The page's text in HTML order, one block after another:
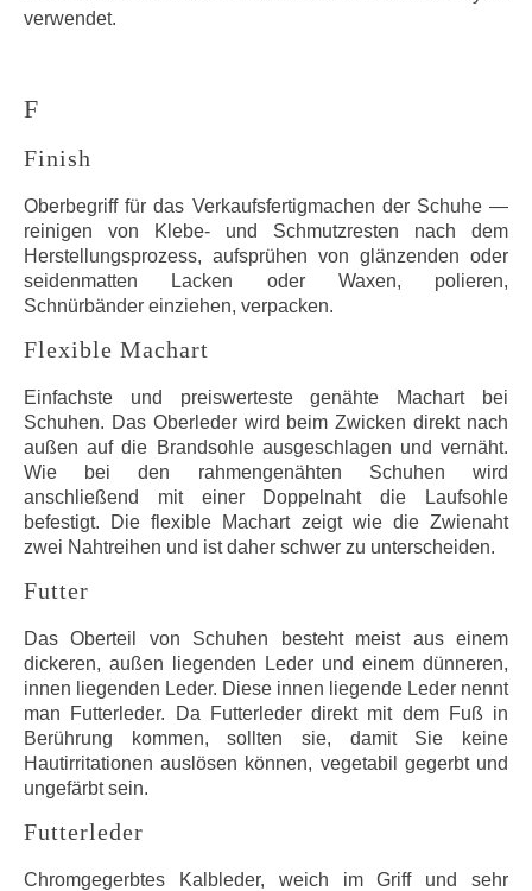
verwendet.
F
Finish
Oberbegriff für das Verkaufsfertigmachen der Schuhe —
reinigen von Klebe- und Schmutzresten nach dem
Herstellungsprozess, aufsprühen von glänzenden oder
seidenmatten Lacken oder Waxen, polieren,
Schnürbänder einziehen, verpacken.
Flexible Machart
Einfachste und preiswerteste genähte Machart bei
Schuhen. Das Oberleder wird beim Zwicken direkt nach
außen auf die Brandsohle ausgeschlagen und vernäht.
Wie bei den rahmengenähten Schuhen wird
anschließend mit einer Doppelnaht die Laufsohle
befestigt. Die flexible Machart zeigt wie die Zwienaht
zwei Nahtreihen und ist daher schwer zu unterscheiden.
Futter
Das Oberteil von Schuhen besteht meist aus einem
dickeren, außen liegenden Leder und einem dünneren,
innen liegenden Leder. Diese innen liegende Leder nennt
man Futterleder. Da Futterleder direkt mit dem Fuß in
Berührung kommen, sollten sie, damit Sie keine
Hautirritationen auslösen können, vegetabil gegerbt und
ungefärbt sein.
Futterleder
Chromgegerbtes Kalbleder, weich im Griff und sehr